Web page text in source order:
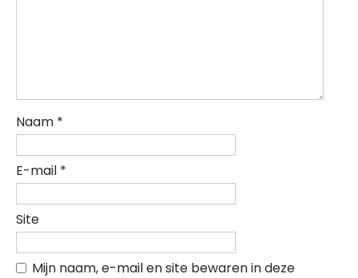
Naam *
E-mail *
Site
Mijn naam, e-mail en site bewaren in deze